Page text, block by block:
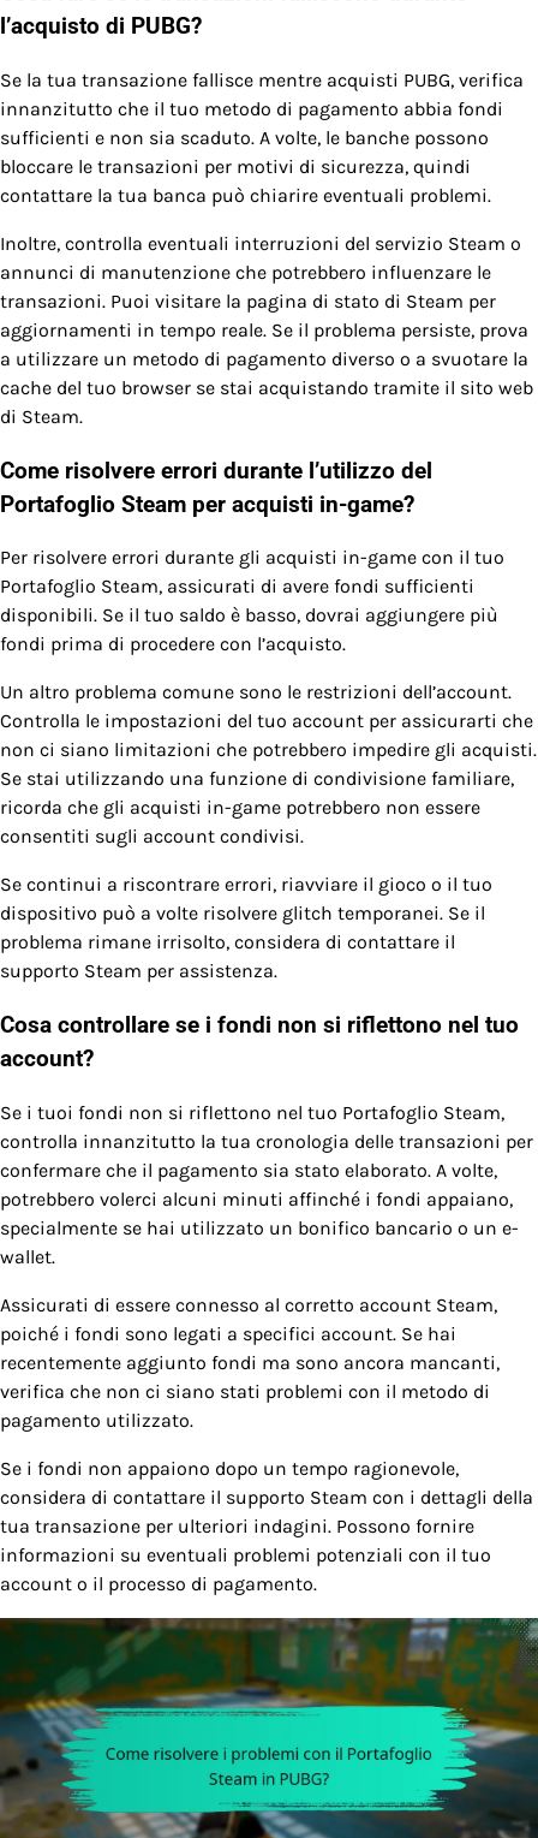
l’acquisto di PUBG?
Se la tua transazione fallisce mentre acquisti PUBG, verifica
innanzitutto che il tuo metodo di pagamento abbia fondi
sufficienti e non sia scaduto. A volte, le banche possono
bloccare le transazioni per motivi di sicurezza, quindi
contattare la tua banca può chiarire eventuali problemi.
Inoltre, controlla eventuali interruzioni del servizio Steam o
annunci di manutenzione che potrebbero influenzare le
transazioni. Puoi visitare la pagina di stato di Steam per
aggiornamenti in tempo reale. Se il problema persiste, prova
a utilizzare un metodo di pagamento diverso o a svuotare la
cache del tuo browser se stai acquistando tramite il sito web
di Steam.
Come risolvere errori durante l’utilizzo del
Portafoglio Steam per acquisti in-game?
Per risolvere errori durante gli acquisti in-game con il tuo
Portafoglio Steam, assicurati di avere fondi sufficienti
disponibili. Se il tuo saldo è basso, dovrai aggiungere più
fondi prima di procedere con l’acquisto.
Un altro problema comune sono le restrizioni dell’account.
Controlla le impostazioni del tuo account per assicurarti che
non ci siano limitazioni che potrebbero impedire gli acquisti.
Se stai utilizzando una funzione di condivisione familiare,
ricorda che gli acquisti in-game potrebbero non essere
consentiti sugli account condivisi.
Se continui a riscontrare errori, riavviare il gioco o il tuo
dispositivo può a volte risolvere glitch temporanei. Se il
problema rimane irrisolto, considera di contattare il
supporto Steam per assistenza.
Cosa controllare se i fondi non si riflettono nel tuo
account?
Se i tuoi fondi non si riflettono nel tuo Portafoglio Steam,
controlla innanzitutto la tua cronologia delle transazioni per
confermare che il pagamento sia stato elaborato. A volte,
potrebbero volerci alcuni minuti affinché i fondi appaiano,
specialmente se hai utilizzato un bonifico bancario o un e-
wallet.
Assicurati di essere connesso al corretto account Steam,
poiché i fondi sono legati a specifici account. Se hai
recentemente aggiunto fondi ma sono ancora mancanti,
verifica che non ci siano stati problemi con il metodo di
pagamento utilizzato.
Se i fondi non appaiono dopo un tempo ragionevole,
considera di contattare il supporto Steam con i dettagli della
tua transazione per ulteriori indagini. Possono fornire
informazioni su eventuali problemi potenziali con il tuo
account o il processo di pagamento.